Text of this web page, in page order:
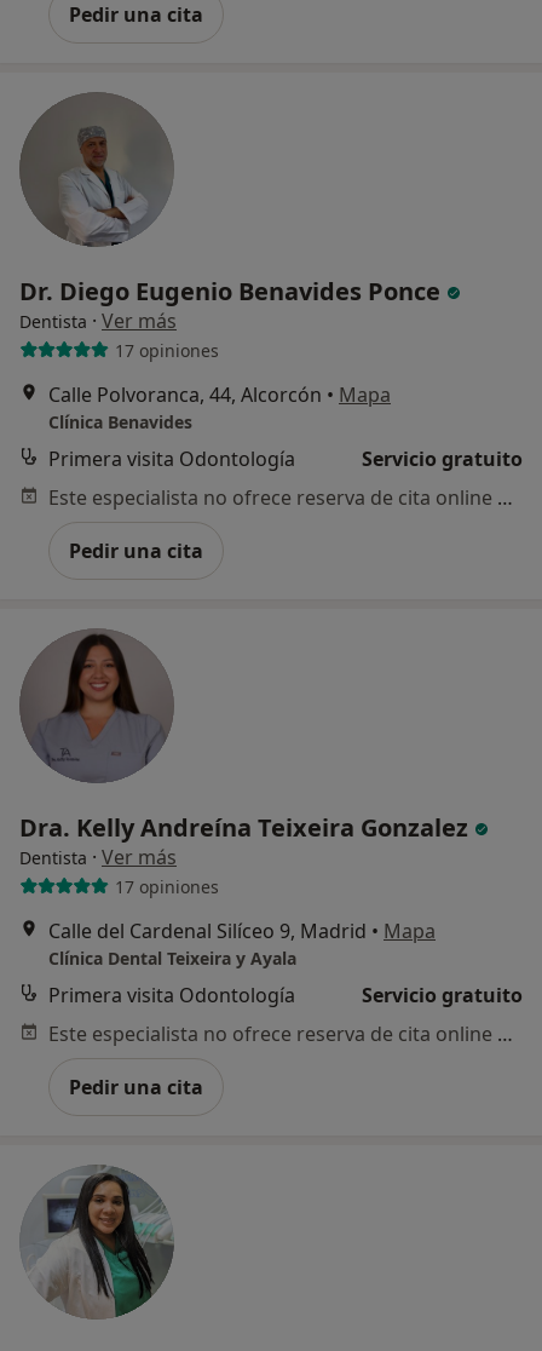
Pedir una cita
Dr. Diego Eugenio Benavides Ponce
Dentista · Ver más
17 opiniones
Calle Polvoranca, 44, Alcorcón • Mapa
Clínica Benavides
Primera visita Odontología
Servicio gratuito
Este especialista no ofrece reserva de cita online en esta dirección.
Pedir una cita
Dra. Kelly Andreína Teixeira Gonzalez
Dentista · Ver más
17 opiniones
Calle del Cardenal Silíceo 9, Madrid • Mapa
Clínica Dental Teixeira y Ayala
Primera visita Odontología
Servicio gratuito
Este especialista no ofrece reserva de cita online en esta dirección.
Pedir una cita